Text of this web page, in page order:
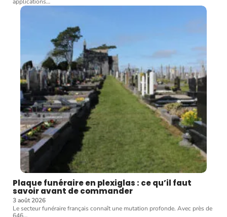
Plaque funéraire en plexiglas : ce qu’il faut
savoir avant de commander
3 août 2026
Le secteur funéraire français connaît une mutation profonde. Avec près de